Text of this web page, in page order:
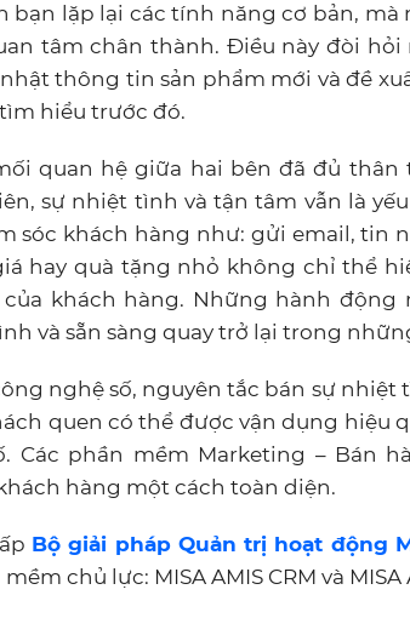
bạn lặp lại các tính năng cơ bản,
tâm chân thành. Điều này đòi
thông tin sản phẩm mới và đề
hiểu trước đó.
quan hệ giữa hai bên đã đủ
sự nhiệt tình và tận tâm vẫn là
sóc khách hàng như: gửi email, tin
hay quà tặng nhỏ không chỉ thể
khách hàng. Những hành động
và sẵn sàng quay trở lại trong
nghệ số, nguyên tắc bán sự
quen có thể được vận dụng hiệu
Các phần mềm Marketing – Bán
hàng một cách toàn diện.
Bộ giải pháp Quản trị hoạt động
chủ lực: MISA AMIS CRM và